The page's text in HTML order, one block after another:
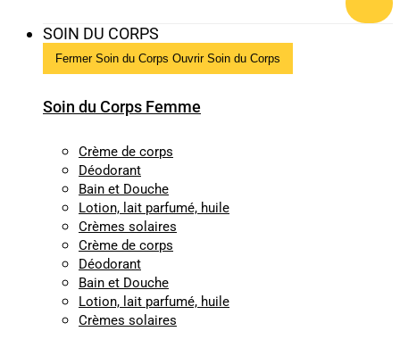
SOIN DU CORPS
Fermer Soin du Corps Ouvrir Soin du Corps
Soin du Corps Femme
Crème de corps
Déodorant
Bain et Douche
Lotion, lait parfumé, huile
Crèmes solaires
Crème de corps
Déodorant
Bain et Douche
Lotion, lait parfumé, huile
Crèmes solaires